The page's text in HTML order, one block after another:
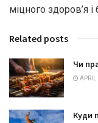
міцного здоров’я і
Related posts
Чи
Куди